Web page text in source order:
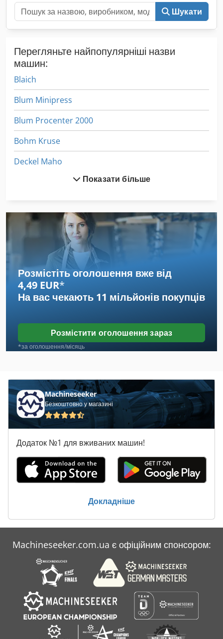
Шукати
Перегляньте найпопулярніші назви
машин:
Blaich
Blum Minipress
Blum Procenter 2000
Bohm Kruse
Deckel Maho
Monoblock
Nolting
Protec Boxer 111
Schleicher Bohrfix
Блістер Машини
Блістерна Упаковка
Вікно Фрезерування Інструмент
Клей Блоку
Мобільні Lackierbox
Скло Машина
Скло Обробний Стіл
Стрічка Блинчик Машини
Хрест Складку
Шліфувальний Блок
Інструмент Кабінету
Показати більше
Розмістіть оголошення вже від
4,49 EUR*
На вас чекають 11 мільйонів покупців
Розмістити оголошення зараз
*за оголошення/місяць
Machineseeker
Безкоштовно у магазині
Додаток №1 для вживаних машин!
Докладніше
Machineseeker.com.ua є офіційним спонсором: